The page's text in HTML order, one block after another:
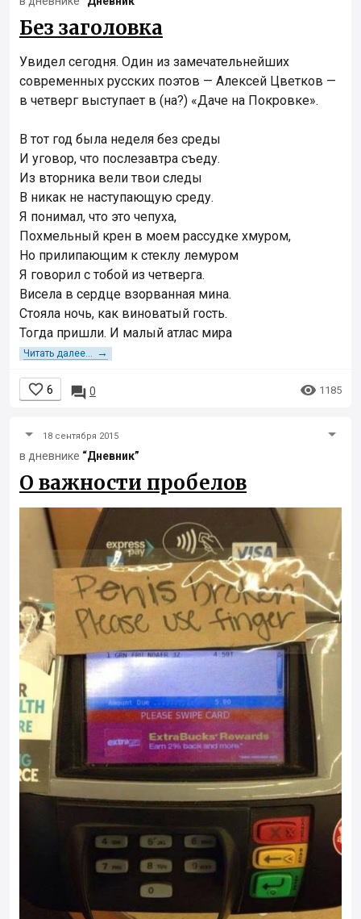
Без заголовка
Увидел сегодня. Один из замечательнейших
современных русских поэтов — Алексей Цветков —
в четверг выступает в (на?) «Даче на Покровке».
В тот год была неделя без среды
И уговор, что послезавтра съеду.
Из вторника вели твои следы
В никак не наступающую среду.
Я понимал, что это чепуха,
Похмельный крен в моем рассудке хмуром,
Но прилипающим к стеклу лемуром
Я говорил с тобой из четверга.
Висела в сердце взорванная мина.
Стояла ночь, как виноватый гость.
Тогда пришли. И малый атлас мира
Читать далее... →
 6  0  1185
18 сентября 2015
в дневнике “Дневник”
О важности пробелов